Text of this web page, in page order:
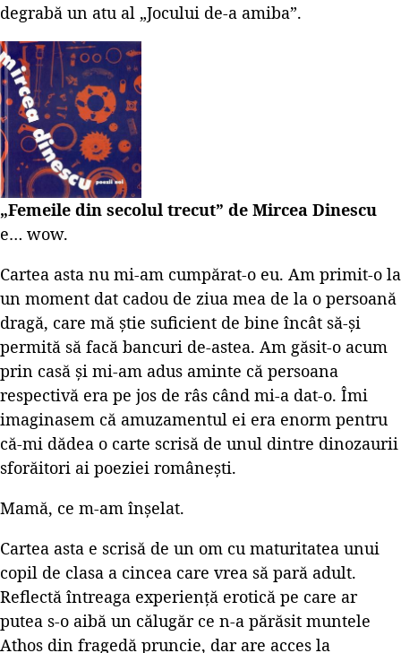
degrabă un atu al „Jocului de-a amiba”.
„Femeile din secolul trecut” de Mircea Dinescu
e… wow.
Cartea asta nu mi-am cumpărat-o eu. Am primit-o la
un moment dat cadou de ziua mea de la o persoană
dragă, care mă știe suficient de bine încât să-și
permită să facă bancuri de-astea. Am găsit-o acum
prin casă și mi-am adus aminte că persoana
respectivă era pe jos de râs când mi-a dat-o. Îmi
imaginasem că amuzamentul ei era enorm pentru
că-mi dădea o carte scrisă de unul dintre dinozaurii
sforăitori ai poeziei românești.
Mamă, ce m-am înșelat.
Cartea asta e scrisă de un om cu maturitatea unui
copil de clasa a cincea care vrea să pară adult.
Reflectă întreaga experiență erotică pe care ar
putea s-o aibă un călugăr ce n-a părăsit muntele
Athos din fragedă pruncie, dar are acces la